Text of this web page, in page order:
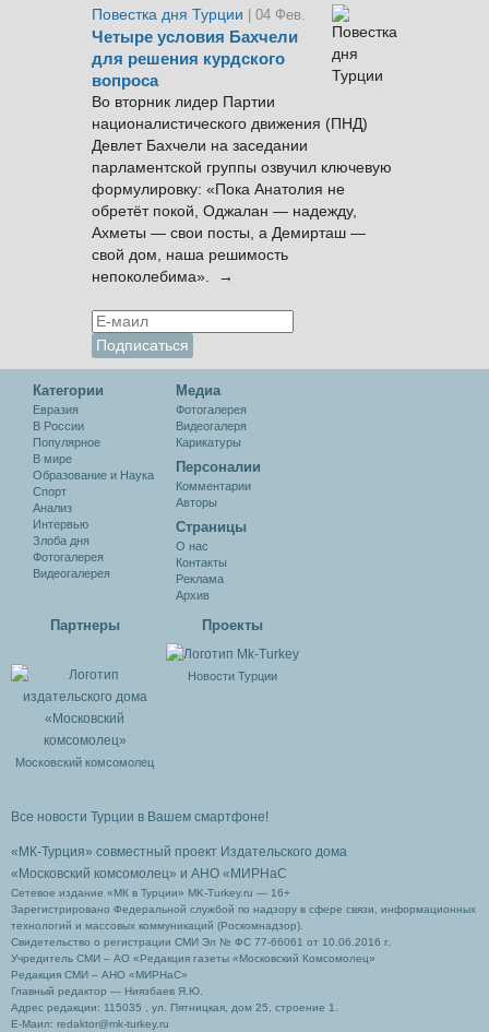
Повестка дня Турции
| 04 Фев.
Четыре условия Бахчели
для решения курдского
вопроса
Во вторник лидер Партии
националистического движения (ПНД)
Девлет Бахчели на заседании
парламентской группы озвучил ключевую
формулировку: «Пока Анатолия не
обретёт покой, Оджалан — надежду,
Ахметы — свои посты, а Демирташ —
свой дом, наша решимость
непоколебима». →
Категории
Евразия
В России
Популярное
В мире
Образование и Наука
Спорт
Анализ
Интервью
Злоба дня
Фотогалерея
Видеогалерея
Медиа
Фотогалерея
Видеогалеря
Карикатуры
Персоналии
Комментарии
Авторы
Cтраницы
О нас
Контакты
Реклама
Архив
Партнеры
Московский комсомолец
Проекты
Новости Турции
Все новости Турции в Вашем смартфоне!
«МК-Турция» совместный проект Издательского дома
«Московский комсомолец» и АНО «МИРНаС
Сетевое издание «МК в Турции» MK-Turkey.ru — 16+
Зарегистрировано Федеральной службой по надзору в сфере связи, информационных
технологий и массовых коммуникаций (Роскомнадзор).
Свидетельство о регистрации СМИ Эл № ФС 77-66061 от 10.06.2016 г.
Учредитель СМИ – АО «Редакция газеты «Московский Комсомолец»
Редакция СМИ – АНО «МИРНаС»
Главный редактор — Ниязбаев Я.Ю.
Адрес редакции: 115035 , ул. Пятницкая, дом 25, строение 1.
Е-Маил: redaktor@mk-turkey.ru